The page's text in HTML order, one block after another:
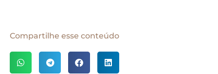
Compartilhe esse conteúdo